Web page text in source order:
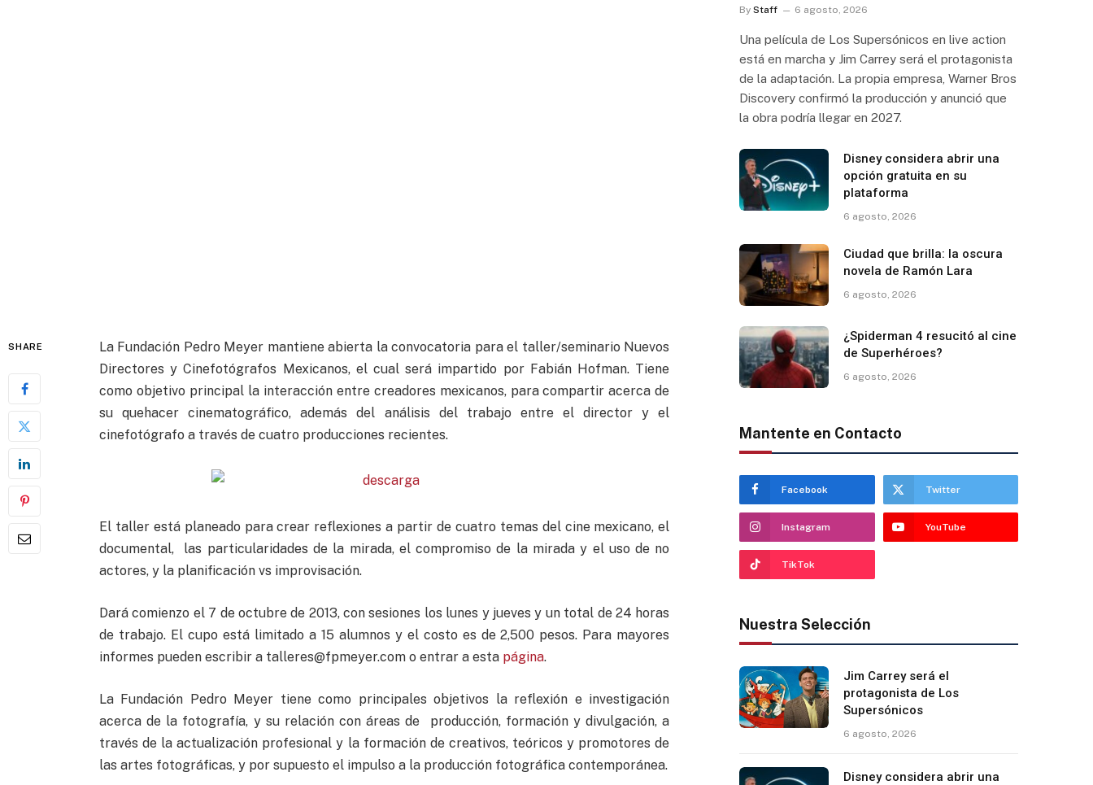
SHARE
La Fundación Pedro Meyer mantiene abierta la convocatoria para el taller/seminario Nuevos
Directores y Cinefotógrafos Mexicanos, el cual será impartido por Fabián Hofman. Tiene
como objetivo principal la interacción entre creadores mexicanos, para compartir acerca de
su quehacer cinematográfico, además del análisis del trabajo entre el director y el
cinefotógrafo a través de cuatro producciones recientes.
El taller está planeado para crear reflexiones a partir de cuatro temas del cine mexicano, el
documental, las particularidades de la mirada, el compromiso de la mirada y el uso de no
actores, y la planificación vs improvisación.
Dará comienzo el 7 de octubre de 2013, con sesiones los lunes y jueves y un total de 24 horas
de trabajo. El cupo está limitado a 15 alumnos y el costo es de 2,500 pesos. Para mayores
informes pueden escribir a talleres@fpmeyer.como entrar a esta página.
La Fundación Pedro Meyer tiene como principales objetivos la reflexión e investigación
acerca de la fotografía, y su relación con áreas de producción, formación y divulgación, a
través de la actualización profesional y la formación de creativos, teóricos y promotores de
las artes fotográficas, y por supuesto el impulso a la producción fotográfica contemporánea.
By Staff 6 agosto, 2026
Una película de Los Supersónicos en live action
está en marcha y Jim Carrey será el protagonista
de la adaptación. La propia empresa, Warner Bros
Discovery confirmó la producción y anunció que
la obra podría llegar en 2027.
Disney considera abrir una
opción gratuita en su
plataforma
6 agosto, 2026
Ciudad que brilla: la oscura
novela de Ramón Lara
6 agosto, 2026
¿Spiderman 4 resucitó al cine
de Superhéroes?
6 agosto, 2026
Mantente en Contacto
Facebook Twitter
Instagram YouTube
TikTok
Nuestra Selección
Jim Carrey será el
protagonista de Los
Supersónicos
6 agosto, 2026
Disney considera abrir una